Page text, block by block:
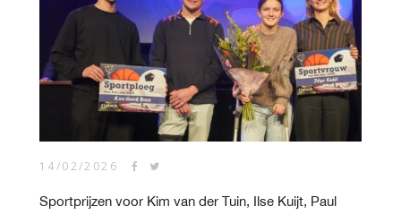
14/02/2026
Sportprijzen voor Kim van der Tuin, Ilse Kuijt, Paul